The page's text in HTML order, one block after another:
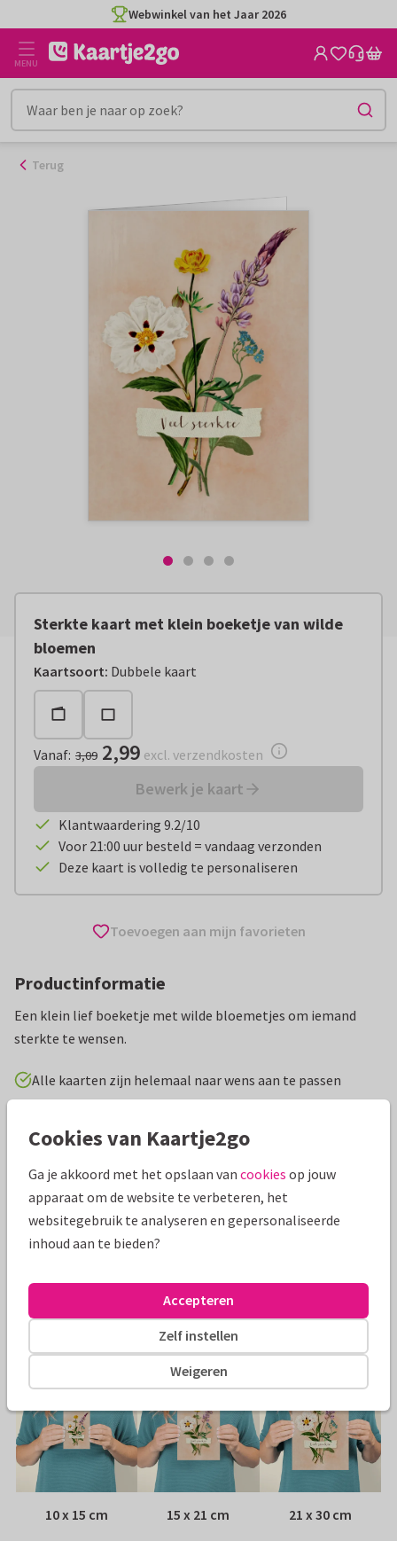
naar
inhoud
Webwinkel van het Jaar 2026
MENU
Terug
Sterkte kaart met klein boeketje van wilde
bloemen
Kaartsoort: Dubbele kaart
Vanaf: € 2,99 excl. verzendkosten
Vanaf: 3,09 2,99 excl. verzendkosten
Bewerk je kaart
Klantwaardering 9.2/10
Voor 21:00 uur besteld = vandaag verzonden
Deze kaart is volledig te personaliseren
Toevoegen aan mijn favorieten
Productinformatie
Een klein lief boeketje met wilde bloemetjes om iemand
sterkte te wensen.
Alle kaarten zijn helemaal naar wens aan te passen
Sterkte kaarten Petit Konijn
Specificaties bij deze kaart
Papiersoort: Kies uit 6 luxe papiersoorten
Adres: Achterop de kaart
Formaten
10 x 15 cm 15 x 21 cm 21 x 30 cm
Cookies van Kaartje2go
Ga je akkoord met het opslaan van cookies op jouw
apparaat om de website te verbeteren, het
websitegebruik te analyseren en gepersonaliseerde
inhoud aan te bieden?
Weigeren
Zelf instellen
Accepteren